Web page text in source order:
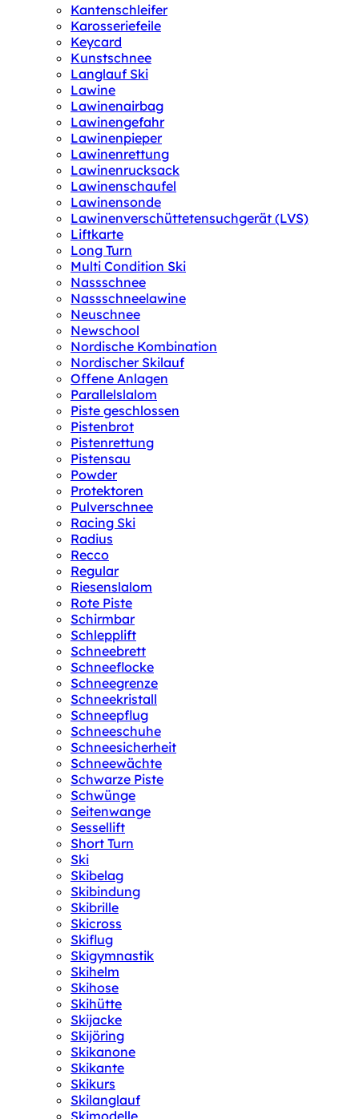
Kantenschleifer
Karosseriefeile
Keycard
Kunstschnee
Langlauf Ski
Lawine
Lawinenairbag
Lawinengefahr
Lawinenpieper
Lawinenrettung
Lawinenrucksack
Lawinenschaufel
Lawinensonde
Lawinenverschüttetensuchgerät (LVS)
Liftkarte
Long Turn
Multi Condition Ski
Nassschnee
Nassschneelawine
Neuschnee
Newschool
Nordische Kombination
Nordischer Skilauf
Offene Anlagen
Parallelslalom
Piste geschlossen
Pistenbrot
Pistenrettung
Pistensau
Powder
Protektoren
Pulverschnee
Racing Ski
Radius
Recco
Regular
Riesenslalom
Rote Piste
Schirmbar
Schlepplift
Schneebrett
Schneeflocke
Schneegrenze
Schneekristall
Schneepflug
Schneeschuhe
Schneesicherheit
Schneewächte
Schwarze Piste
Schwünge
Seitenwange
Sessellift
Short Turn
Ski
Skibelag
Skibindung
Skibrille
Skicross
Skiflug
Skigymnastik
Skihelm
Skihose
Skihütte
Skijacke
Skijöring
Skikanone
Skikante
Skikurs
Skilanglauf
Skimodelle